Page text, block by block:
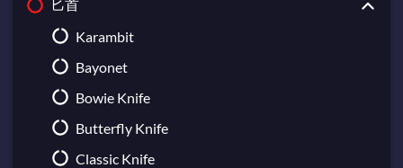
Broken Fang Gloves
Bloodhound Gloves
Hand Wraps
Hydra Gloves
Moto Gloves
Specialist Gloves
Sawed-Off
M249
MAG-7
Negev
Nova
XM1014
匕首
Karambit
Bayonet
Bowie Knife
Butterfly Knife
Classic Knife